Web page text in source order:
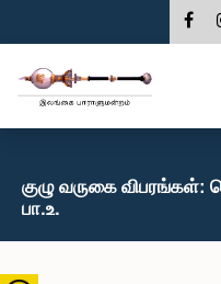
குழு வருகை
பா.உ.